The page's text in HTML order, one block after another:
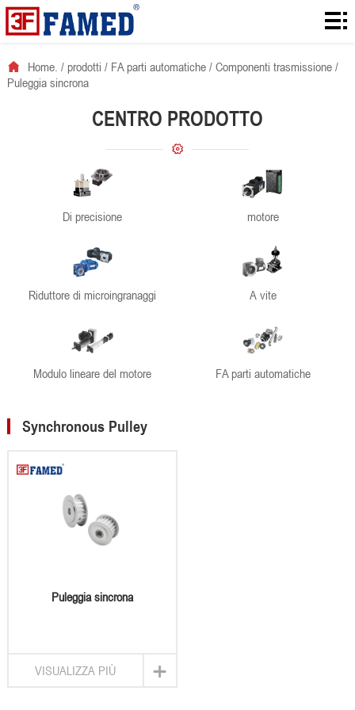
Home.
scaricamenti
Home. / prodotti / FA parti automatiche/ Componenti trasmissione/
Puleggia sincrona
CENTRO PRODOTTO
Di precisione motore
Riduttore di microingranaggi A vite
Modulo lineare del motore FA parti automatiche
Synchronous Pulley
Puleggia sincrona
+
VISUALIZZA PIÙ